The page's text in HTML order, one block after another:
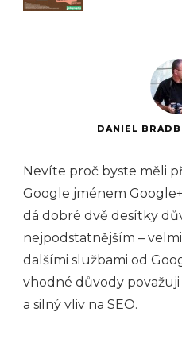
DANIEL
Nevíte proč byste měli
Google jménem
dá dobré dvě desítky
nejpodstatnějším –
dalšími službami od
vhodné důvody
a silný vliv na SEO.